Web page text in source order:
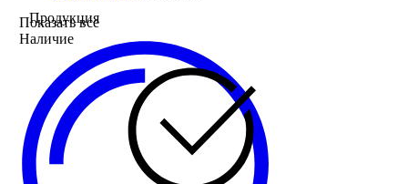
Продукция
Показать все
Наличие